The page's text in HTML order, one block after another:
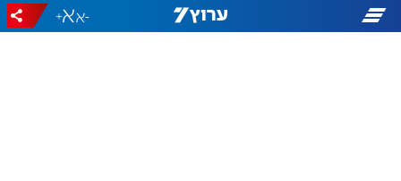
-
+